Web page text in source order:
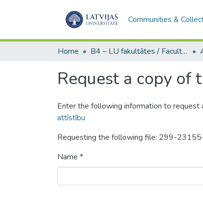
Communities &
Home B4 – LU fakultātes / Faculties of the UL
Request a copy of
Enter the following information to
attīstību
Requesting the following file: 299-
Name *